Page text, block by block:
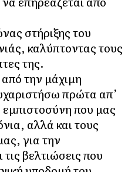
στήριξης του
καλύπτοντας τους
της.
την μάχιμη
πρώτα απ’
εμπιστοσύνη που μας
αλλά και τους
για την
βελτιώσεις που